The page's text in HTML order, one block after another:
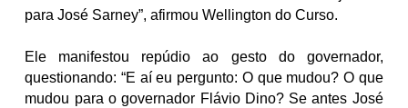
para José Sarney”, afirmou Wellington do Curso.
Ele manifestou repúdio ao gesto do governador,
questionando: “E aí eu pergunto: O que mudou? O que
mudou para o governador Flávio Dino? Se antes José